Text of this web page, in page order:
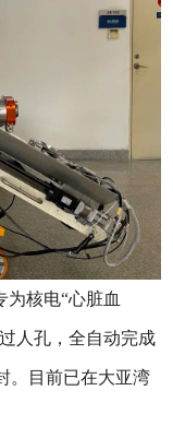
为核电“心脏血
人孔，全自动完成
。目前已在大亚湾